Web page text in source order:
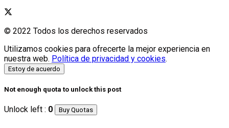
© 2022 Todos los derechos reservados
Utilizamos cookies para ofrecerte la mejor experiencia en
nuestra web. Política de privacidad y cookies.
Estoy de acuerdo
Not enough quota to unlock this post
Unlock left : 0 Buy Quotas